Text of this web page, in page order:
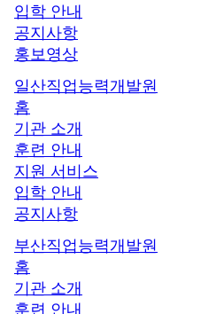
입학 안내
공지사항
홍보영상
일산직업능력개발원
홈
기관 소개
훈련 안내
지원 서비스
입학 안내
공지사항
부산직업능력개발원
홈
기관 소개
훈련 안내